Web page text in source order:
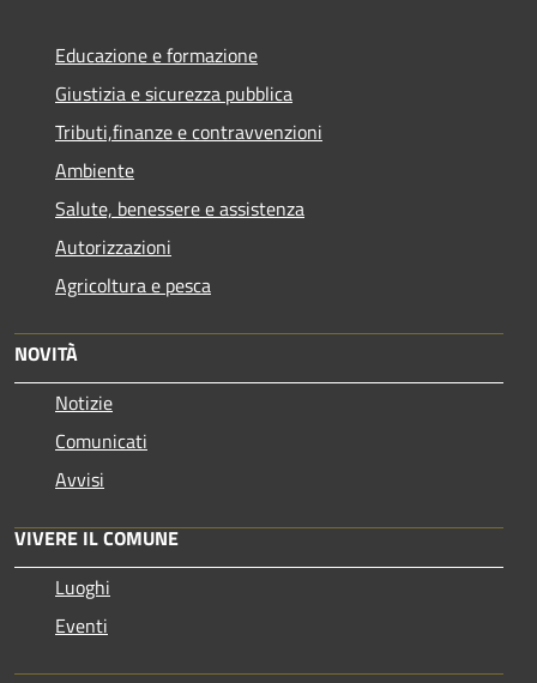
Educazione e formazione
Giustizia e sicurezza pubblica
Tributi,finanze e contravvenzioni
Ambiente
Salute, benessere e assistenza
Autorizzazioni
Agricoltura e pesca
NOVITÀ
Notizie
Comunicati
Avvisi
VIVERE IL COMUNE
Luoghi
Eventi